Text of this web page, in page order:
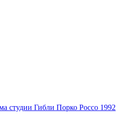
студии Гибли Порко Россо 1992